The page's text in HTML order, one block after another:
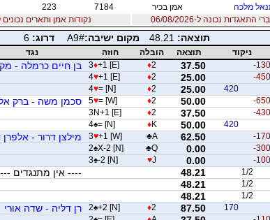
מלכה אמן בכיר 7184
223
נכונה ל-06/08/2026
נקודות אמן ותארים נכונים ל06/08/
תוצאה: 48.21 מקום ישיבה:A9# דרוג:6
ניקוד תוצאה הובלה חוזה
נגד
-130
37.50
♦2
3♦+1 [E] בן חיים כרמלה -
-450
25.00
♦2
4♥+1 [E]
420
25.00
♦2
4♥= [N]
-650
50.00
♦2
5♥= [W] סכמן משה - ברק
-430
37.50
♦2
3N+1 [E]
420
50.00
♦K
4♠= [N]
-170
62.50
♣A
3♥+1 [W] מילצן דרור - אלפרן
-300
0.00
♣Q
2♠X-2 [N]
-100
0.00
♥J
3♠-2 [N]
1/2
48.21 ---- אין מתנגדים
1/2
48.21
1/2
48.21
170
87.50
♦2
2♠+2 [N] רן דליה - שדה אורי